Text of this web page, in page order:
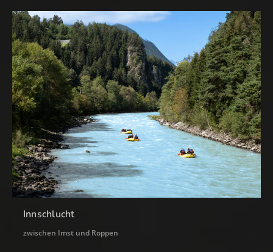
Innschlucht
zwischen Imst und Roppen